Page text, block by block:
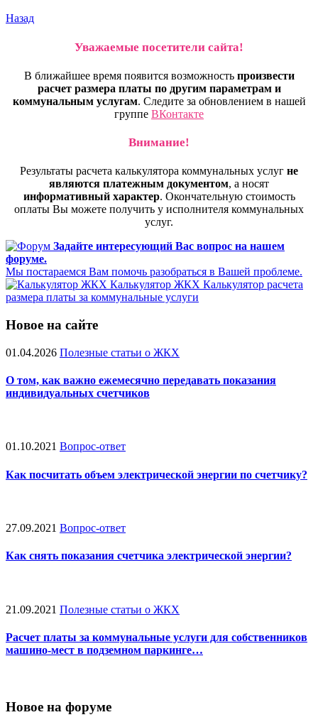
Назад
Уважаемые посетители сайта!
В ближайшее время появится возможность произвести
расчет размера платы по другим параметрам и
коммунальным услугам. Следите за обновлением в нашей
группе ВКонтакте
Внимание!
Результаты расчета калькулятора коммунальных услуг не
являются платежным документом, а носят
информативный характер. Окончательную стоимость
оплаты Вы можете получить у исполнителя коммунальных
услуг.
Задайте интересующий Вас вопрос на нашем
форуме.
Мы постараемся Вам помочь разобраться в Вашей проблеме.
Калькулятор ЖКХ Калькулятор расчета
размера платы за коммунальные услуги
Новое на сайте
01.04.2026 Полезные статьи о ЖКХ
О том, как важно ежемесячно передавать показания
индивидуальных счетчиков
01.10.2021 Вопрос-ответ
Как посчитать объем электрической энергии по счетчику?
27.09.2021 Вопрос-ответ
Как снять показания счетчика электрической энергии?
21.09.2021 Полезные статьи о ЖКХ
Расчет платы за коммунальные услуги для собственников
машино-мест в подземном паркинге…
Новое на форуме